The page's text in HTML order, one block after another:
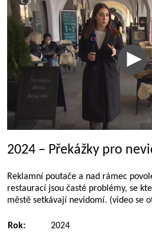
2024 – Překážky pro
Reklamní poutače a nad rámec
restaurací jsou časté problémy, se
městě setkávají nevidomí. (video se
Rok:
2024